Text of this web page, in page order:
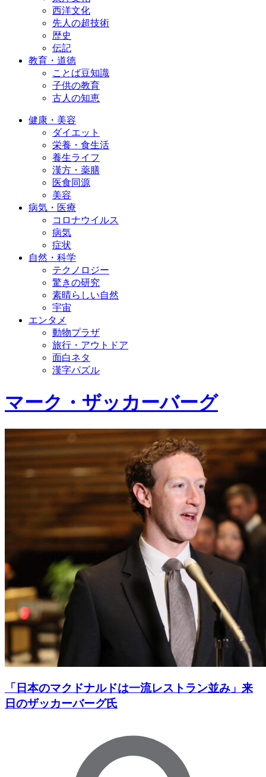
西洋文化
先人の超技術
歴史
伝記
教育・道徳
ことば豆知識
子供の教育
古人の知恵
健康・美容
ダイエット
栄養・食生活
養生ライフ
漢方・薬膳
医食同源
美容
病気・医療
コロナウイルス
病気
症状
自然・科学
テクノロジー
驚きの研究
素晴らしい自然
宇宙
エンタメ
動物プラザ
旅行・アウトドア
面白ネタ
漢字パズル
マーク・ザッカーバーグ
「日本のマクドナルドは一流レストラン並み」来
日のザッカーバーグ氏